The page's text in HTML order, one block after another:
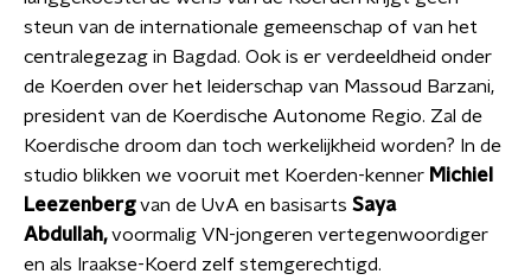
steun van de internationale gemeenschap of van het
centralegezag in Bagdad. Ook is er verdeeldheid onder
de Koerden over het leiderschap van Massoud Barzani,
president van de Koerdische Autonome Regio. Zal de
Koerdische droom dan toch werkelijkheid worden? In de
studio blikken we vooruit met Koerden-kenner Michiel
Leezenbergvan de UvA en basisarts Saya
Abdullah,voormalig VN-jongeren vertegenwoordiger
en als Iraakse-Koerd zelf stemgerechtigd.